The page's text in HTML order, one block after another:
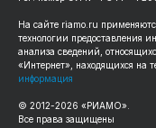
На сайте riamo.ru
технологии предоставления
анализа сведений,
«Интернет», находящихся на
информация
© 2012-2026 «РИАМО».
Все права защищены